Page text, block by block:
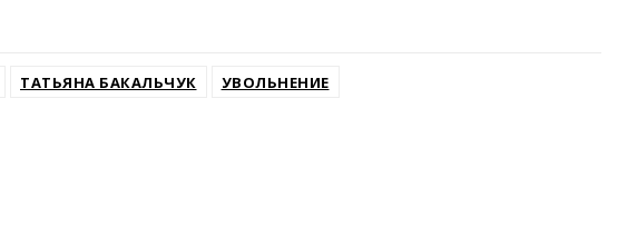
ТАТЬЯНА БАКАЛЬЧУК УВОЛЬНЕНИЕ